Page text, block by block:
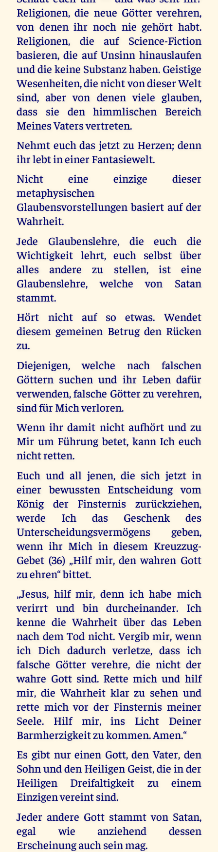
Religionen, die neue Götter verehren,
von denen ihr noch nie gehört habt.
Religionen, die auf Science-Fiction
basieren, die auf Unsinn hinauslaufen
und die keine Substanz haben. Geistige
Wesenheiten, die nicht von dieser Welt
sind, aber von denen viele glauben,
dass sie den himmlischen Bereich
Meines Vaters vertreten.
Nehmt euch das jetzt zu Herzen; denn
ihr lebt in einer Fantasiewelt.
Nicht eine einzige dieser
metaphysischen
Glaubensvorstellungen basiert auf der
Wahrheit.
Jede Glaubenslehre, die euch die
Wichtigkeit lehrt, euch selbst über
alles andere zu stellen, ist eine
Glaubenslehre, welche von Satan
stammt.
Hört nicht auf so etwas. Wendet
diesem gemeinen Betrug den Rücken
zu.
Diejenigen, welche nach falschen
Göttern suchen und ihr Leben dafür
verwenden, falsche Götter zu verehren,
sind für Mich verloren.
Wenn ihr damit nicht aufhört und zu
Mir um Führung betet, kann Ich euch
nicht retten.
Euch und all jenen, die sich jetzt in
einer bewussten Entscheidung vom
König der Finsternis zurückziehen,
werde Ich das Geschenk des
Unterscheidungsvermögens geben,
wenn ihr Mich in diesem Kreuzzug-
Gebet (36) „Hilf mir, den wahren Gott
zu ehren“ bittet.
„Jesus, hilf mir, denn ich habe mich
verirrt und bin durcheinander. Ich
kenne die Wahrheit über das Leben
nach dem Tod nicht. Vergib mir, wenn
ich Dich dadurch verletze, dass ich
falsche Götter verehre, die nicht der
wahre Gott sind. Rette mich und hilf
mir, die Wahrheit klar zu sehen und
rette mich vor der Finsternis meiner
Seele. Hilf mir, ins Licht Deiner
Barmherzigkeit zu kommen. Amen.“
Es gibt nur einen Gott, den Vater, den
Sohn und den Heiligen Geist, die in der
Heiligen Dreifaltigkeit zu einem
Einzigen vereint sind.
Jeder andere Gott stammt von Satan,
egal wie anziehend dessen
Erscheinung auch sein mag.